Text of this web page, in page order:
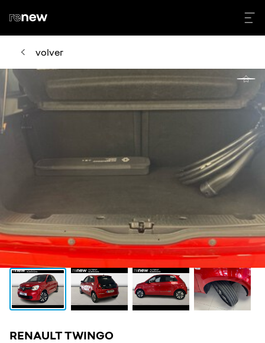
volver
RENAULT TWINGO
Show
Show